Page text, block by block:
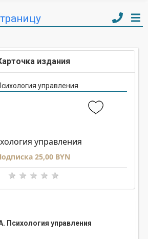
издания
управления
25,00 BYN
Психология управления